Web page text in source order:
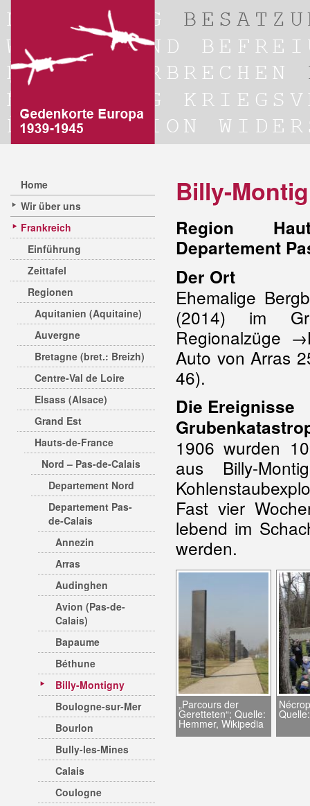
Home
Wir über uns
Frankreich
Einführung
Zeittafel
Regionen
Aquitanien (Aquitaine)
Auvergne
Bretagne (bret.: Breizh)
Centre-Val de Loire
Elsass (Alsace)
Grand Est
Hauts-de-France
Nord – Pas-de-Calais
Departement Nord
Departement Pas-
de-Calais
Annezin
Arras
Audinghen
Avion (Pas-de-
Calais)
Bapaume
Béthune
Billy-Montigny
Boulogne-sur-Mer
Bourlon
Bully-les-Mines
Calais
Coulogne
Billy-
Region
Departement
Der Ort
Ehemalige
(2014) im
Regionalzüge
Auto von Arras
46).
Die Ereignisse
1906 wurden
aus Billy-
Fast vier
lebend im
werden.
„Parcours der
Geretteten“; Quelle:
Hemmer, Wikipedia